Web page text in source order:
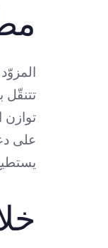
تتنقّل
توازن
على